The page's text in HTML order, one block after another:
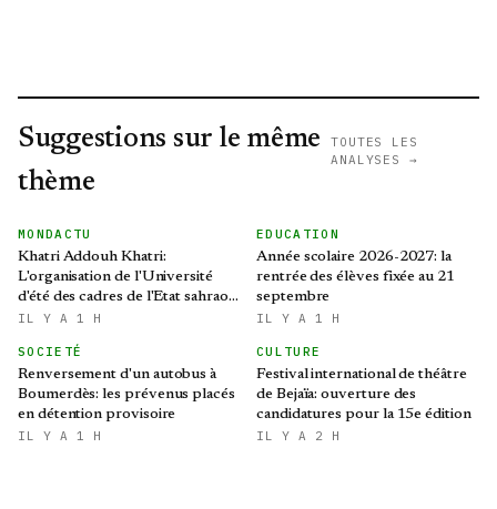
Suggestions sur le même
thème
TOUTES LES
ANALYSES →
MONDACTU
Khatri Addouh Khatri:
L'organisation de l'Université
d'été des cadres de l'Etat sahraoui
revêt une grande importance
IL Y A 1 H
EDUCATION
Année scolaire 2026-2027: la
rentrée des élèves fixée au 21
septembre
IL Y A 1 H
SOCIETÉ
Renversement d'un autobus à
Boumerdès: les prévenus placés
en détention provisoire
IL Y A 1 H
CULTURE
Festival international de théâtre
de Bejaïa: ouverture des
candidatures pour la 15e édition
IL Y A 2 H